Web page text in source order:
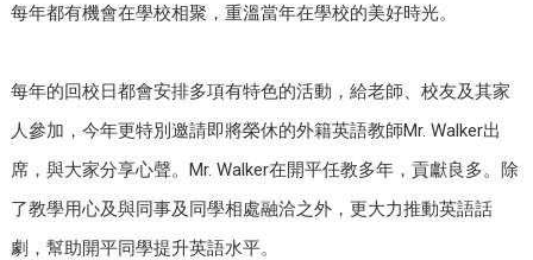
每年都有機會在學校相聚，重溫當年在學校的美好時光。
每年的回校日都會安排多項有特色的活動，給老師、校友及其家
人參加，今年更特別邀請即將榮休的外籍英語教師Mr. Walker出
席，與大家分享心聲。 Mr. Walker在開平任教多年，貢獻良多。除
了教學用心及與同事及同學相處融洽之外，更大力推動英語話
劇，幫助開平同學提升英語水平。